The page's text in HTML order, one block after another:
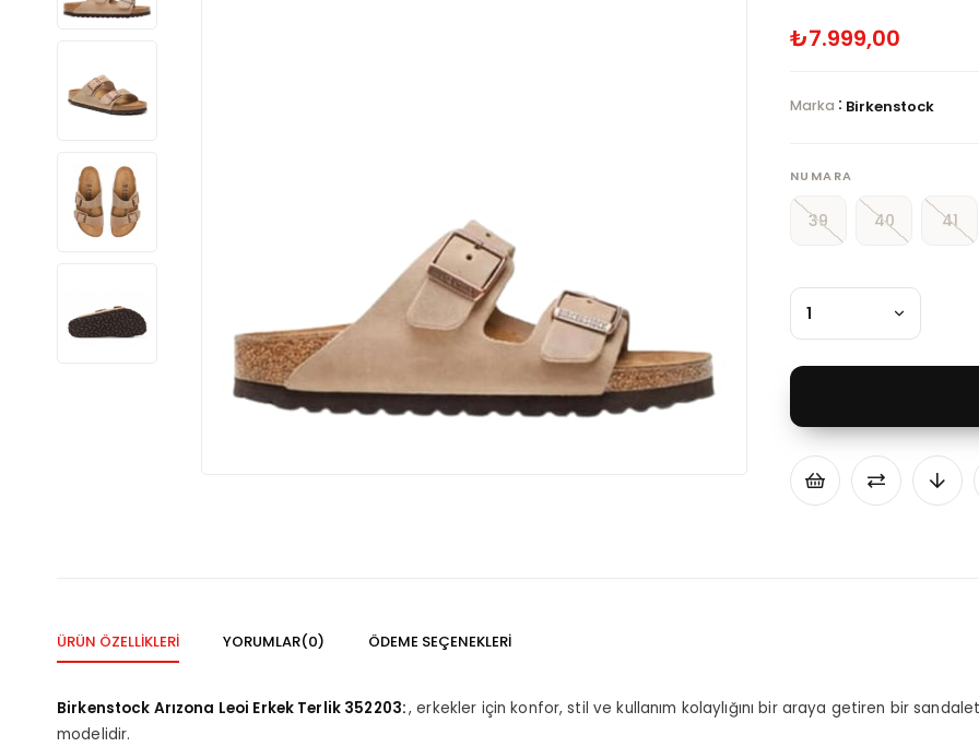
₺7.999,00
Marka : Birkenstock
NUMARA
39 40 41
ÜRÜN ÖZELLIKLERI YORUMLAR(0) ÖDEME SEÇENEKLERI
Birkenstock Arızona Leoi Erkek Terlik 352203 , erkekler için konfor, stil ve kullanım kolaylığını bir araya getiren bir
modelidir.